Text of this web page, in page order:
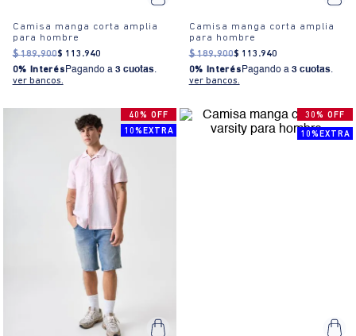
Camisa manga corta amplia
para hombre
$ 189.900$ 113 .940
0% Interés Pagando a 3 cuotas.
ver bancos.
Camisa manga corta amplia
para hombre
$ 189.900$ 113 .940
0% Interés Pagando a 3 cuotas.
ver bancos.
40% OFF
10%EXTRA
30% OFF
10%EXTRA